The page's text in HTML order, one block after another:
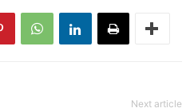
Next article